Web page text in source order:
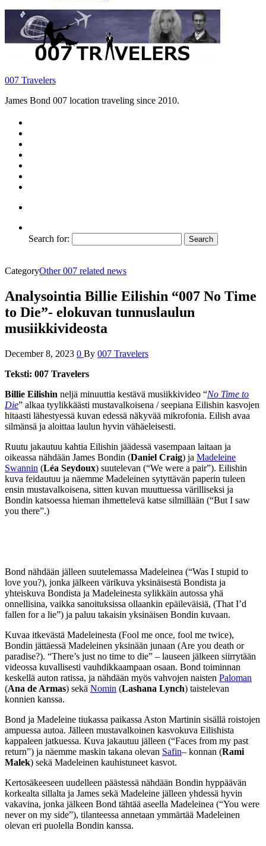
007 Travelers
James Bond 007 location traveling since 2010.
Search for:
CategoryOther 007 related news
Analysointia Billie Eilishin “007 No Time
to Die”- elokuvan tunnuslaulun
musiikkivideosta
December 8, 2023 0 By 007 Travelers
Teksti: 007 Travelers
Billie Eilishin neljä minuuttia kestävä musiikkivideo “No Time to
Die” alkaa tyylikkäästi mustavalkoisena / seepiana Eilishin kasvojen
hitaasti lähestyessä kuvan edessä näkyvää mikrofonia. Eilish avaa
silmänsä ja aloittaa laulun hyvin vähäeleisesti.
Ruutu jakautuu kahtia Eilishin jäädessä vasempaan laitaan ja
oikeassa nähdään James Bondin (Daniel Craig) ja Madeleine
Swannin (Léa Seydoux) suutelevan (“We were a pair”). Eilishin
kuva feidautuu ja näemme Madeleinen sytyttävän paperin tuleen
ensin mustavalkoisena, sitten kuvan muuttuessa värilliseksi ja
Bondin katsoessa hieman ihmettelevä katse silmillään (“But I saw
you there”.)
Bond nähdään jälleen suutelemassa Madeleinea (“Was I stupid to
love you?), jonka jälkeen värikuva yksinäisestä Bondista ja
yhteiskuva Bondista ja Madeleinesta sylikkäin autossa yhä
onnellisina, vaikka sanoituksissa ollaankin epäileväisiä, (That I’d
fallen for a lie”) ja paluu takaisin yksinäisen Bondin kuvaan.
Kuvaa itkevästä Madeleinesta (Fool me once, fool me twice),
Bondin jättäessä Madeleinen yksinään junaan (Are you death or
paradise?). “There’s just no time to die” – lauseen jälkeen siirrytään
videossa kuvallisesti vauhdikkaampaan osaan. Bond toiminnan
keskellä auton ratissa, ja nähdään myös vahvojen naisten Paloman
(Ana de Armas) sekä Nomin (Lashana Lynch) taistelevan
konnien kanssa.
Bond ja Madeleine tiukassa paikassa Aston Martinin sisällä roistojen
ampuessa autoa. Jälleen mustavalkoinen kasvokuva Eilishista
kappaleen jatkuessa. Kuva jakautuu jälleen (“Faces from my past
return”) ja näemme maskin takana olevan Safin– konnan (Rami
Malek) sekä Madeleinen kauhistuneet kasvot.
Kertosäkeeseen uudelleen päästessä nähdään Bondin hyppäävän
korkealta sillalta ja James sekä Madeleine jälleen yhdessä hyvin
vakavina, jonka jälkeen Bond tähtää aseella Madeleinea (“You were
never on my side”), tilanteessa annetaan ymmärtää Madeleinen
olevan eri puolella Bondin kanssa.